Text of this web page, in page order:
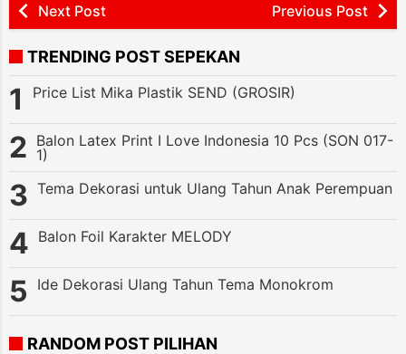
Next Post Previous Post
TRENDING POST SEPEKAN
Price List Mika Plastik SEND (GROSIR)
Balon Latex Print I Love Indonesia 10 Pcs (SON 017-
1)
Tema Dekorasi untuk Ulang Tahun Anak Perempuan
Balon Foil Karakter MELODY
Ide Dekorasi Ulang Tahun Tema Monokrom
RANDOM POST PILIHAN